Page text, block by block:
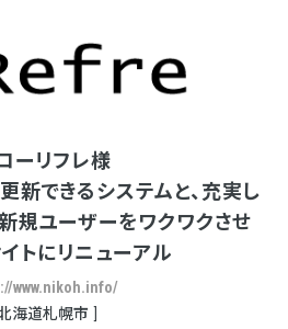
ーリフレ様
新できるシステムと、充実し
規ユーザーをワクワクさせ
トにリニューアル
www.nikoh.info/
海道札幌市